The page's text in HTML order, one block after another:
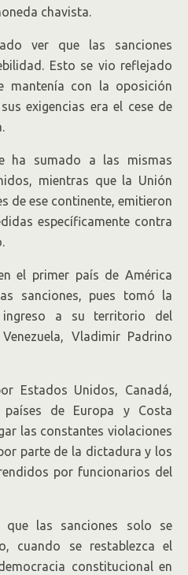
chavista.
ver que las sanciones
Esto se vio reflejado
mantenía con la oposición
exigencias era el cese de
ha sumado a las mismas
mientras que la Unión
de ese continente, emitieron
específicamente contra
el primer país de América
sanciones, pues tomó la
a su territorio del
Vladimir Padrino
Estados Unidos, Canadá,
de Europa y Costa
las constantes violaciones
parte de la dictadura y los
por funcionarios del
que las sanciones solo se
cuando se restablezca el
constitucional en